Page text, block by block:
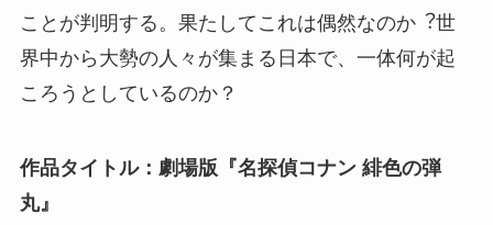
ことが判明する。果たしてこれは偶然なのか︖世
界中から⼤勢の人々が集まる日本で、⼀体何が起
ころうとしているのか？
作品タイトル：劇場版『名探偵コナン 緋色の弾
丸』